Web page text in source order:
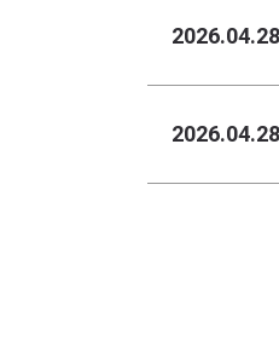
2026.04.28
2026.04.28